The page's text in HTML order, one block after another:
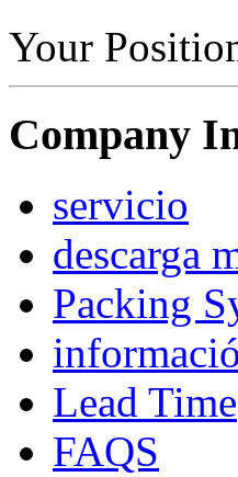
Your
Company
servicio
descarga
Packing
Lead Time
FAQS